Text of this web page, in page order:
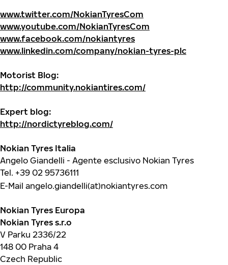
www.twitter.com/NokianTyresCom
www.youtube.com/NokianTyresCom
www.facebook.com/nokiantyres
www.linkedin.com/company/nokian-tyres-plc
Motorist Blog:
http://community.nokiantires.com/
Expert blog:
http://nordictyreblog.com/
Nokian Tyres Italia
Angelo Giandelli - Agente esclusivo Nokian Tyres
Tel. +39 02 95736111
E-Mail angelo.giandelli(at)nokiantyres.com
Nokian Tyres Europa
Nokian Tyres s.r.o
V Parku 2336/22
148 00 Praha 4
Czech Republic